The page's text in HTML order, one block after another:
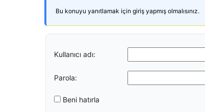
Bu konuyu yanıtlamak için giriş yapmış olmalısınız.
Kullanıcı adı:
Parola:
Beni hatırla